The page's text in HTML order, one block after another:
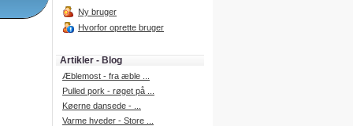
Ny bruger
Hvorfor oprette bruger
Artikler - Blog
Æblemost - fra æble ...
Pulled pork - røget på ...
Køerne dansede - ...
Varme hveder - Store ...